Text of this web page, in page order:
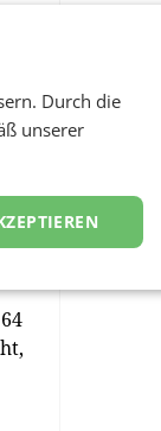
Durch die
unserer